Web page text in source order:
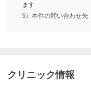
ます
5）本件の問い合わせ先
クリニック情報